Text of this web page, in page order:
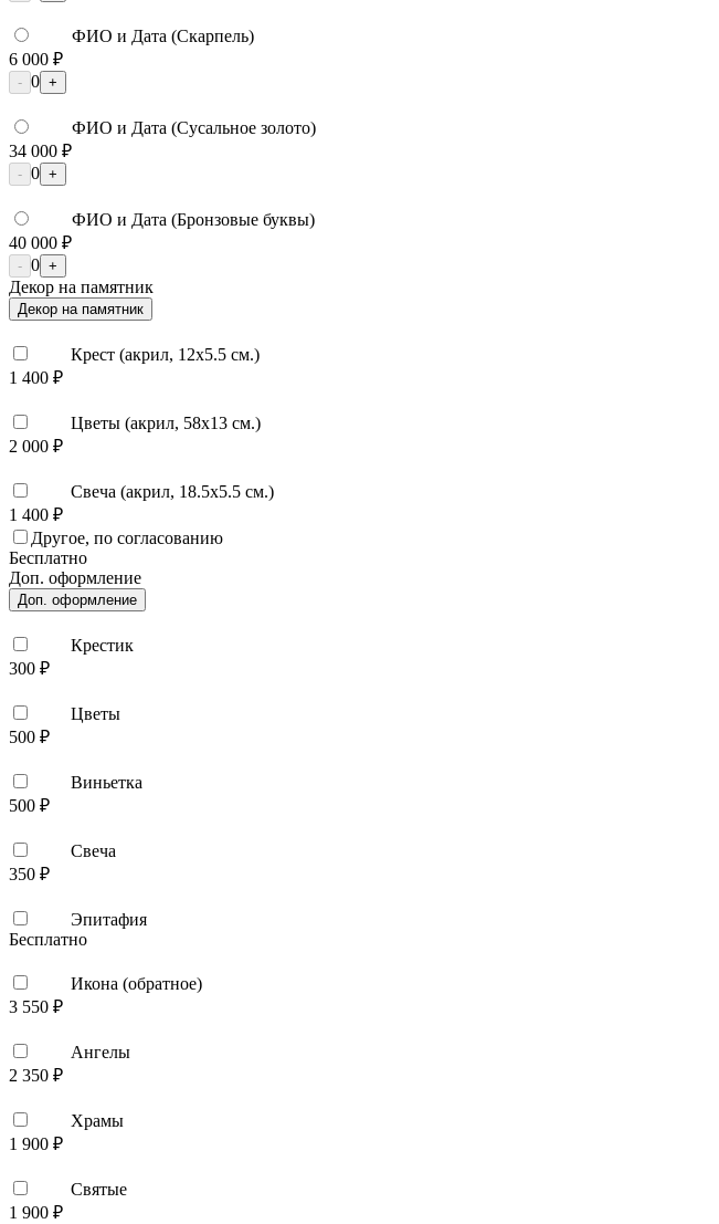
ФИО и Дата (Скарпель)
6 000 ₽
- 0 +
ФИО и Дата (Сусальное золото)
34 000 ₽
- 0 +
ФИО и Дата (Бронзовые буквы)
40 000 ₽
- 0 +
Декор на памятник
Декор на памятник
Крест (акрил, 12х5.5 см.)
1 400 ₽
Цветы (акрил, 58х13 см.)
2 000 ₽
Свеча (акрил, 18.5х5.5 см.)
1 400 ₽
Другое, по согласованию
Бесплатно
Доп. оформление
Доп. оформление
Крестик
300 ₽
Цветы
500 ₽
Виньетка
500 ₽
Свеча
350 ₽
Эпитафия
Бесплатно
Икона (обратное)
3 550 ₽
Ангелы
2 350 ₽
Храмы
1 900 ₽
Святые
1 900 ₽